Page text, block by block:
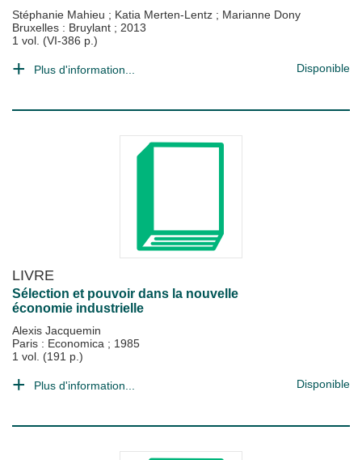
Stéphanie Mahieu ; Katia Merten-Lentz ; Marianne Dony
Bruxelles : Bruylant ; 2013
1 vol. (VI-386 p.)
Plus d'information... Disponible
LIVRE
Sélection et pouvoir dans la nouvelle
économie industrielle
Alexis Jacquemin
Paris : Economica ; 1985
1 vol. (191 p.)
Plus d'information... Disponible